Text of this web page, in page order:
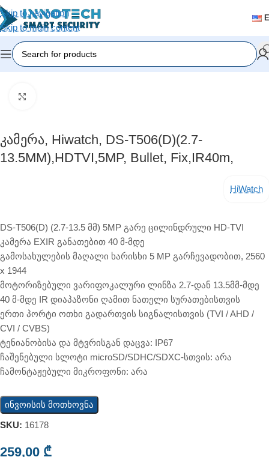
Skip to navigation
Skip to main content
Home/Video Surveillance/Analog Cameras (CVI/TVI)
Კამერა, Hiwatch, DS-T506(D)(2.7-
13.5MM),HDTVI,5MP, Bullet, Fix,IR40m,
HiWatch
DS-T506(D) (2.7-13.5 მმ) 5MP გარე ცილინდრული HD-TVI
კამერა EXIR განათებით 40 მ-მდე
გამოსახულების მაღალი ხარისხი 5 MP გარჩევადობით, 2560
x 1944
მოტორიზებული ვარიფოკალური ლინზა 2.7-დან 13.5მმ-მდე
40 მ-მდე IR დიაპაზონი ღამით ნათელი სურათებისთვის
ერთი პორტი ოთხი გადართვის სიგნალისთვის (TVI / AHD /
CVI / CVBS)
ტენიანობისა და მტვრისგან დაცვა: IP67
ჩაშენებული სლოტი microSD/SDHC/SDXC-სთვის: არა
ჩამონტაჟებული მიკროფონი: არა
ინვოისის მოთხოვნა
SKU: 16178
259,00 ₾